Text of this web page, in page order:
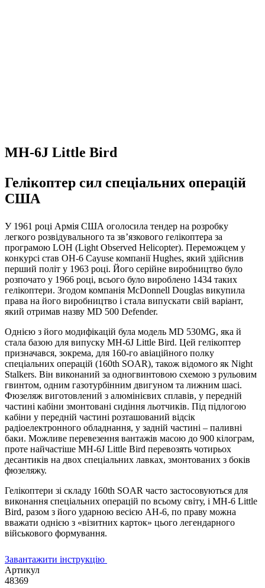
MH-6J Little Bird
Гелікоптер сил спеціальних операцій
США
У 1961 році Армія США оголосила тендер на розробку
легкого розвідувального та зв’язкового гелікоптера за
програмою LOH (Light Observed Helicopter). Переможцем у
конкурсі став OH-6 Cayuse компанії Hughes, який здійснив
перший політ у 1963 році. Його серійне виробництво було
розпочато у 1966 році, всього було вироблено 1434 таких
гелікоптери. Згодом компанія McDonnell Douglas викупила
права на його виробництво і стала випускати свій варіант,
який отримав назву MD 500 Defender.
Однією з його модифікацій була модель MD 530MG, яка й
стала базою для випуску MH-6J Little Bird. Цей гелікоптер
призначався, зокрема, для 160-го авіаційного полку
спеціальних операцій (160th SOAR), також відомого як Night
Stalkers. Він виконаний за одногвинтовою схемою з рульовим
гвинтом, одним газотурбінним двигуном та лижним шасі.
Фюзеляж виготовлений з алюмінієвих сплавів, у передній
частині кабіни змонтовані сидіння льотчиків. Під підлогою
кабіни у передній частині розташований відсік
радіоелектронного обладнання, у задній частині – паливні
баки. Можливе перевезення вантажів масою до 900 кілограм,
проте найчастіше MH-6J Little Bird перевозять чотирьох
десантиків на двох спеціальних лавках, змонтованих з боків
фюзеляжу.
Гелікоптери зі складу 160th SOAR часто застосовуються для
виконання спеціальних операцій по всьому світу, і MH-6 Little
Bird, разом з його ударною весією AH-6, по праву можна
вважати однією з «візитних карток» цього легендарного
військового формування.
Завантажити інструкцію
Артикул
48369